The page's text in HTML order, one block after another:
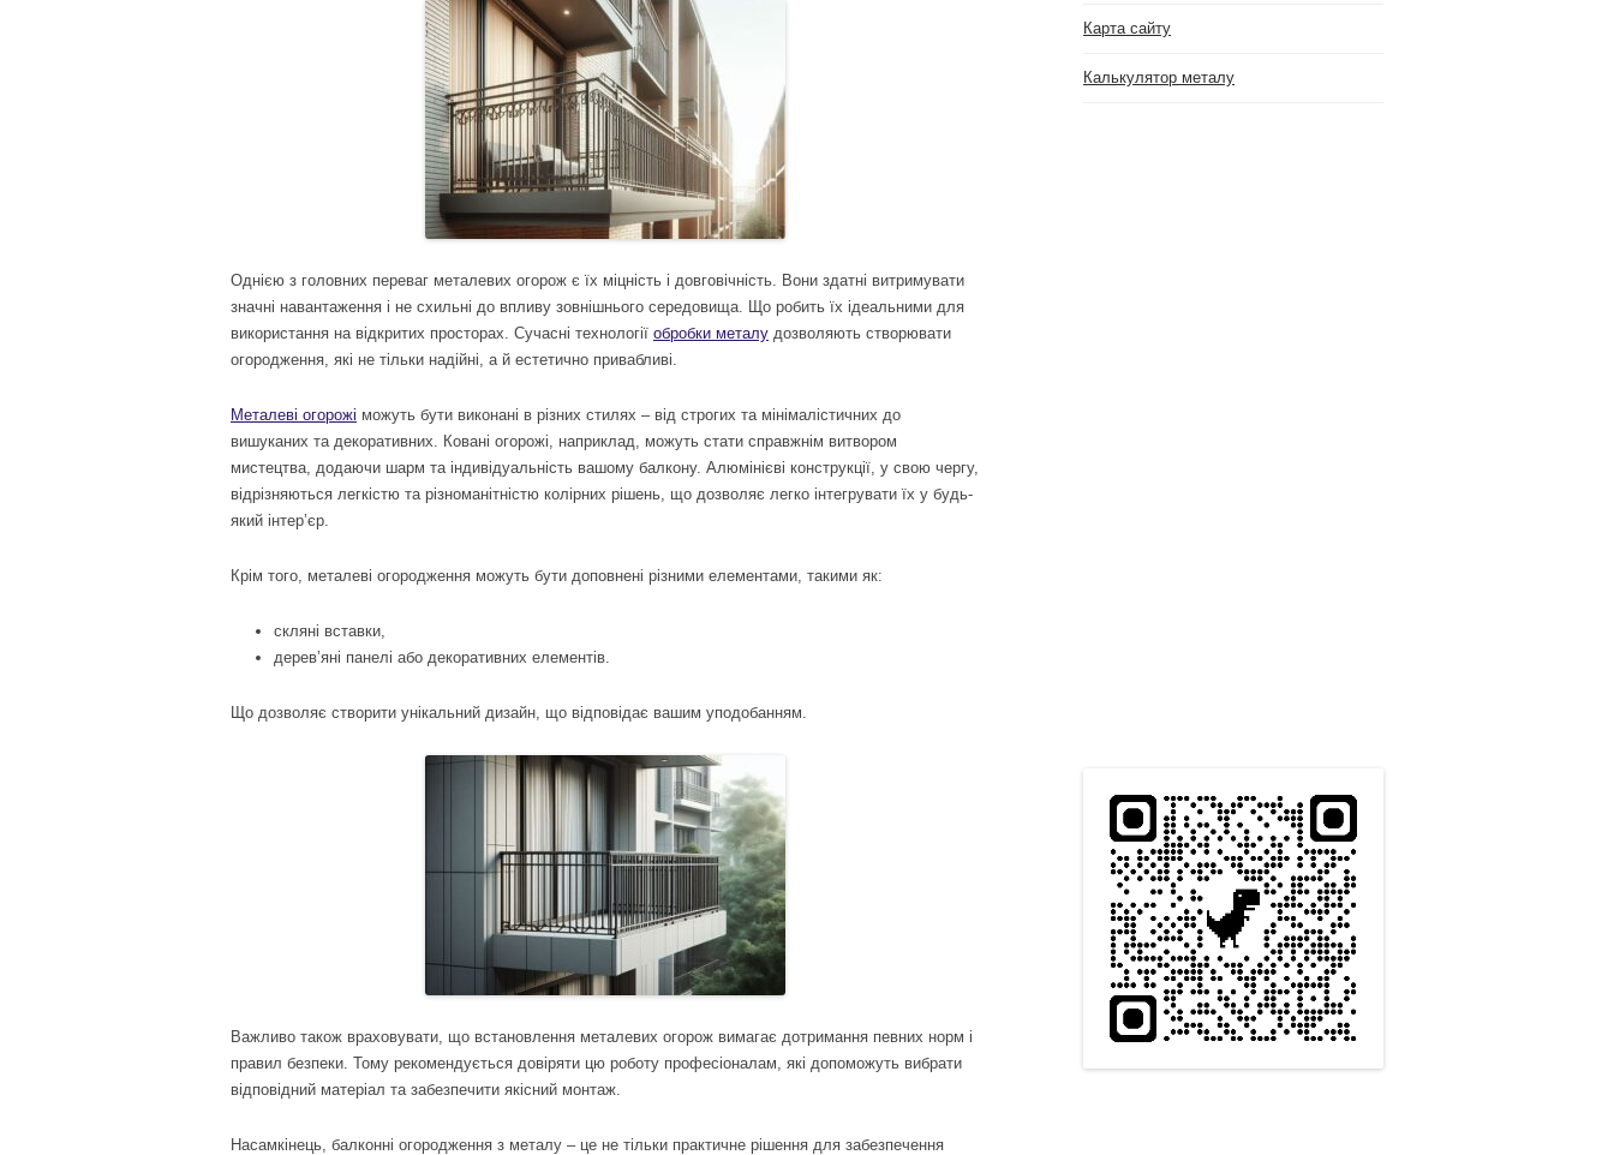
Однією з головних переваг металевих огорож є їх міцність і довговічність. Вони здатні витримувати
значні навантаження і не схильні до впливу зовнішнього середовища. Що робить їх ідеальними для
використання на відкритих просторах. Сучасні технології обробки металу дозволяють створювати
огородження, які не тільки надійні, а й естетично привабливі.
Металеві огорожі можуть бути виконані в різних стилях – від строгих та мінімалістичних до
вишуканих та декоративних. Ковані огорожі, наприклад, можуть стати справжнім витвором
мистецтва, додаючи шарм та індивідуальність вашому балкону. Алюмінієві конструкції, у свою чергу,
відрізняються легкістю та різноманітністю колірних рішень, що дозволяє легко інтегрувати їх у будь-
який інтер’єр.
Крім того, металеві огородження можуть бути доповнені різними елементами, такими як:
скляні вставки,
дерев’яні панелі або декоративних елементів.
Що дозволяє створити унікальний дизайн, що відповідає вашим уподобанням.
Важливо також враховувати, що встановлення металевих огорож вимагає дотримання певних норм і
правил безпеки. Тому рекомендується довіряти цю роботу професіоналам, які допоможуть вибрати
відповідний матеріал та забезпечити якісний монтаж.
Насамкінець, балконні огородження з металу – це не тільки практичне рішення для забезпечення
Карта сайту
Калькулятор металу